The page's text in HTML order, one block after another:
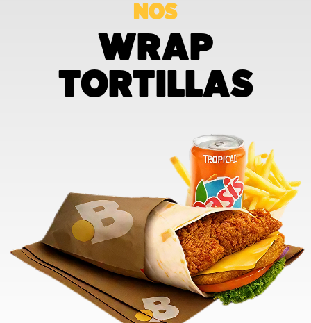
NOS
WRAP
TORTILLAS